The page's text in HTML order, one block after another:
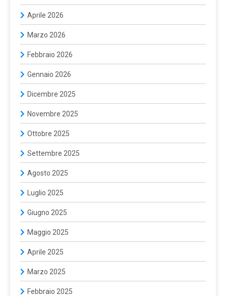
Aprile 2026
Marzo 2026
Febbraio 2026
Gennaio 2026
Dicembre 2025
Novembre 2025
Ottobre 2025
Settembre 2025
Agosto 2025
Luglio 2025
Giugno 2025
Maggio 2025
Aprile 2025
Marzo 2025
Febbraio 2025